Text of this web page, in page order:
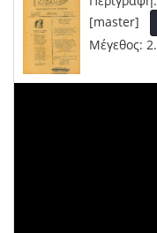
[master]
Μέγεθος: